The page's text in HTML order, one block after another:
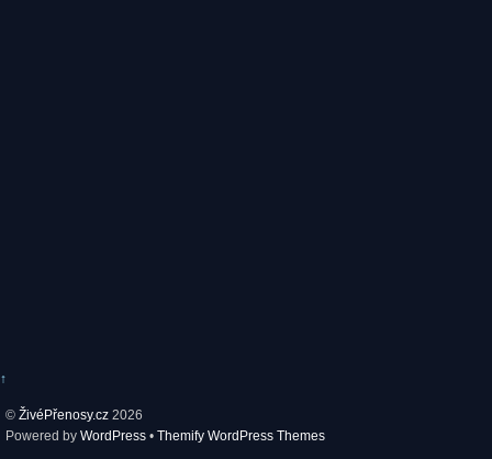
↑
© ŽivéPřenosy.cz 2026
Powered by WordPress • Themify WordPress Themes